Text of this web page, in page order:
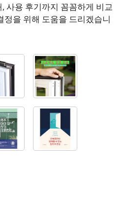
사용 후기까지 꼼꼼하게 비교
정을 위해 도움을 드리겠습니